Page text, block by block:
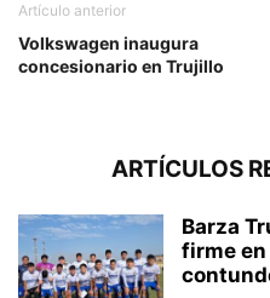
Artículo anterior
Volkswagen inaugura
concesionario en Trujillo
ARTÍCULOS
Barza
firme en